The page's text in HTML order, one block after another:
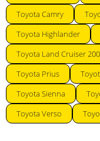
Toyota Camry
Toyota Highlander
Toyota Land Cruiser 200
Toyota Prius
Toyota Sienna
Toyota Verso